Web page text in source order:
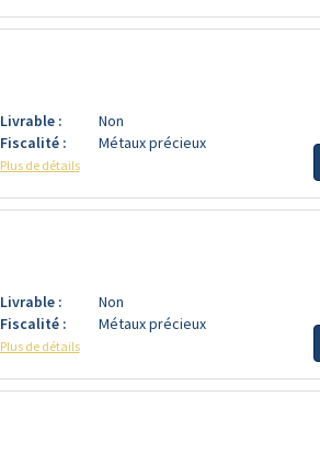
Livrable :
Non
Fiscalité :
Métaux précieux
Plus de détails
Livrable :
Non
Fiscalité :
Métaux précieux
Plus de détails